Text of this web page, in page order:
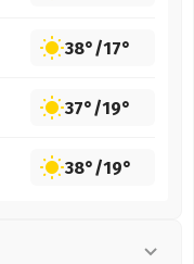
38°/17°
37°/19°
38°/19°